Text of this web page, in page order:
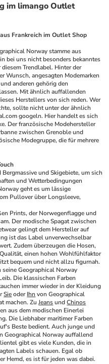
im limango Outlet
Frankreich im Outlet Shop
Norway stamme aus
bei uns nicht besonders bekanntes
Trendlabel. Hinter der
Wunsch, angesagten Modemarken
anderen gehörig den
Mit ähnlich auffallenden
Herstellers von sich reden. Wer
sollte nicht unter der ähnlich
googeln. Hier handelt es sich
Der französische Modehersteller
zwischen Grenoble und
Modegruppe, die für mehrere
und Skigebiete, um sich
und Wetterbedingungen
geht es um lässige
Pullover über Longsleeve,
Prints, der Norwegenflagge und
Der modische Spagat zwischen
gelingt dem Hersteller auf
ist das Label unverwechselbar
Zudem überzeugen die Hosen,
einen hohen Wohlfühlfaktor
bequem und nicht allzu figurnah.
seine Geographical Norway
Die klassischen Farben
immer wieder in der Kleidung
Sie oder Ihn von Geographical
machen. Zu Jeans und Chinos
aus dem modischen Einerlei
Die Liebhaber maritimer Farben
Beste bedient. Auch junge und
Geographical Norway auffallend
gibt es viele Kunden, die in
Labels schauen. Egal ob
Hemd, es ist für jeden was dabei.